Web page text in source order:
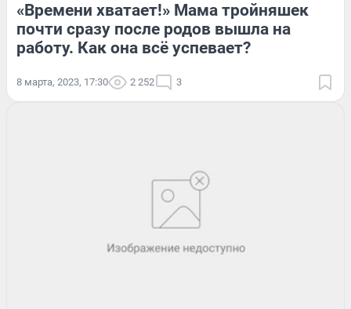
«Времени хватает!» Мама тройняшек
почти сразу после родов вышла на
работу. Как она всё успевает?
8 марта, 2023, 17:30 2 252 3